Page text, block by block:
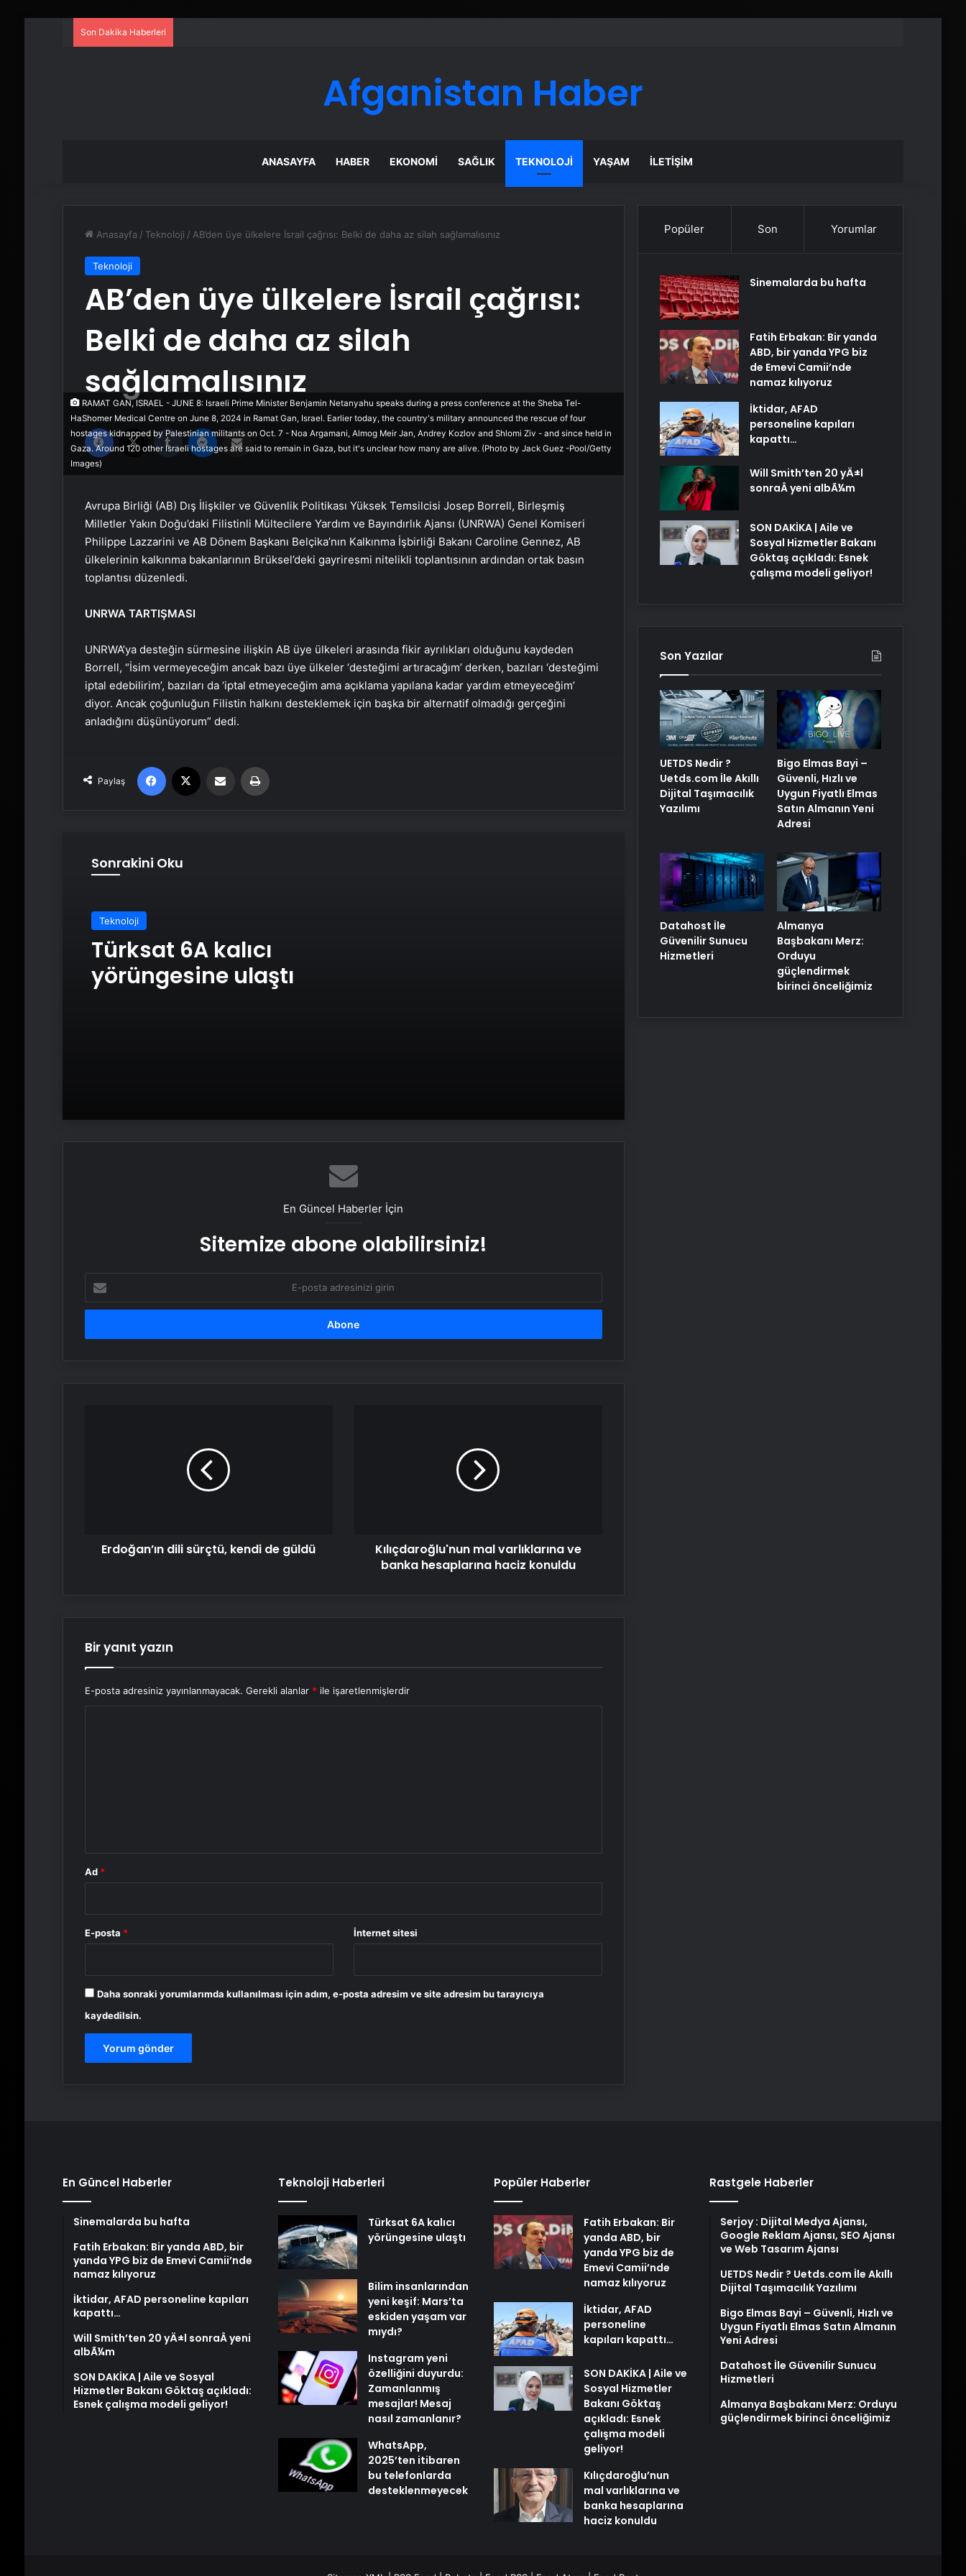
Son Dakika Haberleri
Afganistan Haber
ANASAYFA HABER EKONOMI SAĞLIK TEKNOLOJI YAŞAM İLETIŞIM
Anasayfa / Teknoloji / AB’den üye ülkelere İsrail çağrısı: Belki de daha az silah sağlamalısınız
Teknoloji
AB’den üye ülkelere İsrail çağrısı:
Belki de daha az silah
sağlamalısınız
Facebook
X Tumblr MessengerEmail'den paylaş
RAMAT GAN, ISRAEL - JUNE 8: Israeli Prime Minister Benjamin Netanyahu speaks during a press conference at the Sheba Tel-
HaShomer Medical Centre on June 8, 2024 in Ramat Gan, Israel. Earlier today, the country's military announced the rescue of four
hostages kidnapped by Palestinian militants on Oct. 7 - Noa Argamani, Almog Meir Jan, Andrey Kozlov and Shlomi Ziv - and since held in
Gaza. Around 120 other Israeli hostages are said to remain in Gaza, but it's unclear how many are alive. (Photo by Jack Guez -Pool/Getty
Images)
Avrupa Birliği (AB) Dış İlişkiler ve Güvenlik Politikası Yüksek Temsilcisi Josep Borrell, Birleşmiş
Milletler Yakın Doğu’daki Filistinli Mültecilere Yardım ve Bayındırlık Ajansı (UNRWA) Genel Komiseri
Philippe Lazzarini ve AB Dönem Başkanı Belçika’nın Kalkınma İşbirliği Bakanı Caroline Gennez, AB
ülkelerinin kalkınma bakanlarının Brüksel’deki gayriresmi nitelikli toplantısının ardından ortak basın
toplantısı düzenledi.
UNRWA TARTIŞMASI
UNRWA’ya desteğin sürmesine ilişkin AB üye ülkeleri arasında fikir ayrılıkları olduğunu kaydeden
Borrell, “İsim vermeyeceğim ancak bazı üye ülkeler ‘desteğimi artıracağım’ derken, bazıları ‘desteğimi
iptal edebilirim’, bazıları da ‘iptal etmeyeceğim ama açıklama yapılana kadar yardım etmeyeceğim’
diyor. Ancak çoğunluğun Filistin halkını desteklemek için başka bir alternatif olmadığı gerçeğini
anladığını düşünüyorum” dedi.
Paylaş
Facebook Email'den paylaş
Sonrakini Oku
Teknoloji
Türksat 6A kalıcı
yörüngesine ulaştı
En Güncel Haberler İçin
Sitemize abone olabilirsiniz!
posta
adresinizi
Erdoğan’ın dili sürçtü, kendi de güldü
Kılıçdaroğlu'nun mal varlıklarına ve
banka hesaplarına haciz konuldu
Bir yanıt yazın
E-posta adresiniz yayınlanmayacak. Gerekli alanlar * ile işaretlenmişlerdir
Ad *
E-posta * İnternet sitesi
Daha sonraki yorumlarımda kullanılması için adım, e-posta adresim ve site adresim bu tarayıcıya
kaydedilsin.
Popüler Son Yorumlar
Sinemalarda bu hafta
Fatih Erbakan: Bir yanda
ABD, bir yanda YPG biz
de Emevi Camii’nde
namaz kılıyoruz
İktidar, AFAD
personeline kapıları
kapattı…
Will Smith’ten 20 yÄ±l
sonraÂ yeni albÃ¼m
SON DAKİKA | Aile ve
Sosyal Hizmetler Bakanı
Göktaş açıkladı: Esnek
çalışma modeli geliyor!
Son Yazılar
UETDS Nedir ?
Uetds.com İle Akıllı
Dijital Taşımacılık
Yazılımı
Bigo Elmas Bayi –
Güvenli, Hızlı ve
Uygun Fiyatlı Elmas
Satın Almanın Yeni
Adresi
Datahost İle
Güvenilir Sunucu
Hizmetleri
Almanya
Başbakanı Merz:
Orduyu
güçlendirmek
birinci önceliğimiz
En Güncel Haberler
Sinemalarda bu hafta
Fatih Erbakan: Bir yanda ABD, bir
yanda YPG biz de Emevi Camii’nde
namaz kılıyoruz
İktidar, AFAD personeline kapıları
kapattı…
Will Smith’ten 20 yÄ±l sonraÂ yeni
albÃ¼m
SON DAKİKA | Aile ve Sosyal
Hizmetler Bakanı Göktaş açıkladı:
Esnek çalışma modeli geliyor!
Teknoloji Haberleri
Türksat 6A kalıcı
yörüngesine ulaştı
Bilim insanlarından
yeni keşif: Mars’ta
eskiden yaşam var
mıydı?
Instagram yeni
özelliğini duyurdu:
Zamanlanmış
mesajlar! Mesaj
nasıl zamanlanır?
WhatsApp,
2025’ten itibaren
bu telefonlarda
desteklenmeyecek
Popüler Haberler
Fatih Erbakan: Bir
yanda ABD, bir
yanda YPG biz de
Emevi Camii’nde
namaz kılıyoruz
İktidar, AFAD
personeline
kapıları kapattı…
SON DAKİKA | Aile ve
Sosyal Hizmetler
Bakanı Göktaş
açıkladı: Esnek
çalışma modeli
geliyor!
Kılıçdaroğlu’nun
mal varlıklarına ve
banka hesaplarına
haciz konuldu
Rastgele Haberler
Serjoy : Dijital Medya Ajansı,
Google Reklam Ajansı, SEO Ajansı
ve Web Tasarım Ajansı
UETDS Nedir ? Uetds.com İle Akıllı
Dijital Taşımacılık Yazılımı
Bigo Elmas Bayi – Güvenli, Hızlı ve
Uygun Fiyatlı Elmas Satın Almanın
Yeni Adresi
Datahost İle Güvenilir Sunucu
Hizmetleri
Almanya Başbakanı Merz: Orduyu
güçlendirmek birinci önceliğimiz